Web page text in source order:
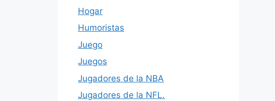
Hogar
Humoristas
Juego
Juegos
Jugadores de la NBA
Jugadores de la NFL.